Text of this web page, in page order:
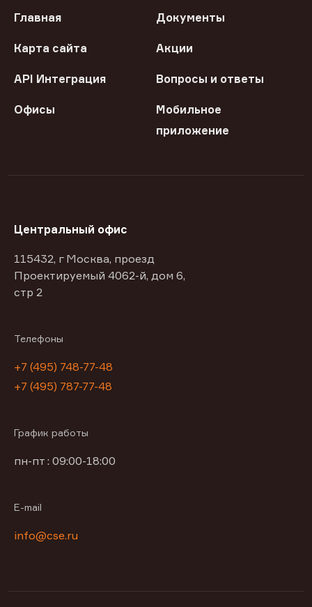
Главная Документы
Карта сайта Акции
API Интеграция Вопросы и ответы
Офисы
Мобильное
приложение
Центральный офис
115432, г Москва, проезд
Проектируемый 4062-й, дом 6,
стр 2
Телефоны
+7 (495) 748-77-48
+7 (495) 787-77-48
График работы
пн-пт : 09:00-18:00
E-mail
info@cse.ru